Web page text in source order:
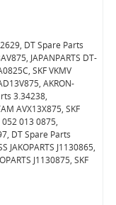
DT Spare Parts
JAPANPARTS DT-
SKF VKMV
AKRON-
3.34238,
AVX13X875, SKF
052 013 0875,
DT Spare Parts
JAKOPARTS J1130865,
J1130875, SKF